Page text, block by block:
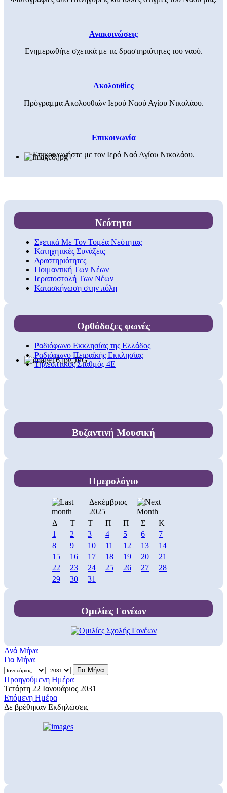
Ανακοινώσεις
Ενημερωθήτε σχετικά με τις δραστηριότητες του ναού.
Ακολουθίες
Πρόγραμμα Ακολουθιών Ιερού Ναού Αγίου Νικολάου.
Επικοινωνία
Επικοινωνήστε με τον Ιερό Ναό Αγίου Νικολάου.
Νεότητα
Σχετικά Με Τον Τομέα Νεότητας
Κατηχητικές Συνάξεις
Δραστηριότητες
Ποιμαντική Των Νέων
Ιεραποστολή Των Νέων
Κατασκήνωση στην πόλη
Ορθόδοξες φωνές
Ραδιόφωνο Εκκλησίας της Ελλάδος
Ραδιόφωνο Πειραϊκής Εκκλησίας
Τηλεοπτικός Σταθμός 4Ε
Βυζαντινή Μουσική
Ημερολόγιο
Δεκέμβριος
2025
Δ
Τ Τ Π Π Σ
Κ
1
2 3 4 5 6
7
8
9 10 11 12 13
14
15
16 17 18 19 20
21
22
23 24 25 26 27
28
29
30 31
Ομιλίες Γονέων
Ανά Μήνα
Για Μήνα
Για Μήνα
Προηγούμενη Ημέρα
Τετάρτη 22 Ιανουάριος 2031
Επόμενη Ημέρα
Δε βρέθηκαν Εκδηλώσεις